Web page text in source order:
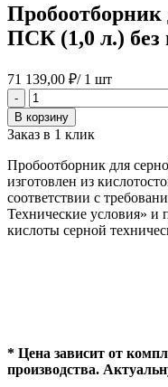
Пробоотборник
ПСК (1,0 л.) без
71 139,00 ₽/ 1 шт
-
Количество
товара
Пробоотборник
для
серной
кислоты
ПСК
(1,0
л.)
В корзину
Заказ в 1 клик
Пробоотборник для
изготовлен из
соответствии с
Технические условия» и
кислоты серной
* Цена зависит от
производства.